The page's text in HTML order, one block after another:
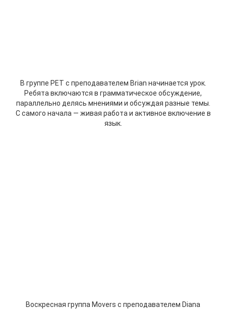
В группе PET с преподавателем Brian начинается урок.
Ребята включаются в грамматическое обсуждение,
параллельно делясь мнениями и обсуждая разные темы.
С самого начала — живая работа и активное включение в
язык.
Воскресная группа Movers с преподавателем Diana